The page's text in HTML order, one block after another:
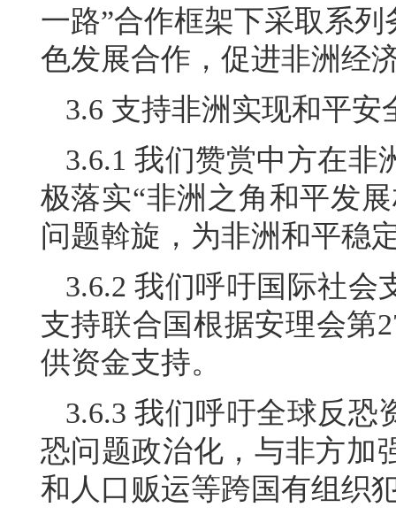
一路”合作框架下采取系
色发展合作，促进非洲经
3.6 支持非洲实现和平安
3.6.1 我们赞赏中方在
极落实“非洲之角和平发
问题斡旋，为非洲和平稳
3.6.2 我们呼吁国际社
支持联合国根据安理会第
供资金支持。
3.6.3 我们呼吁全球反
恐问题政治化，与非方加
和人口贩运等跨国有组织